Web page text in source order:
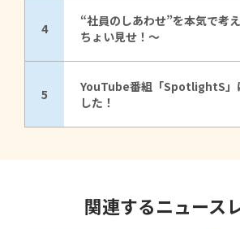
4
“社員のしあわせ”を本気で考
ちょい見せ！～
5
YouTube番組「SpotlightS」
した！
関連するニュース